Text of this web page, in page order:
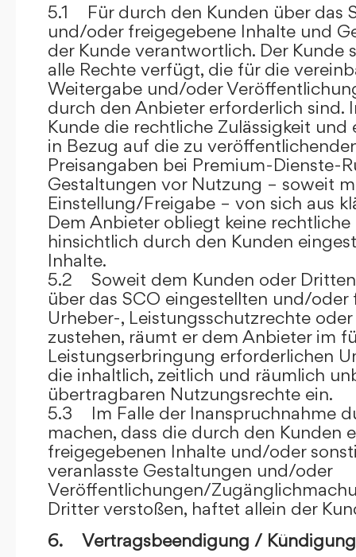
5.1 Für durch den Kunden über das
und/oder freigegebene Inhalte und
der Kunde verantwortlich. Der Kunde
alle Rechte verfügt, die für die
Weitergabe und/oder
durch den Anbieter erforderlich sind.
Kunde die rechtliche Zulässigkeit
in Bezug auf die zu
Preisangaben bei Premium-Dienste-
Gestaltungen vor Nutzung – soweit
Einstellung/Freigabe – von sich aus
Dem Anbieter obliegt keine
hinsichtlich durch den Kunden
Inhalte.
5.2 Soweit dem Kunden oder
über das SCO eingestellten und/
Urheber-, Leistungsschutzrechte
zustehen, räumt er dem Anbieter im
Leistungserbringung erforderlichen
die inhaltlich, zeitlich und räumlich
übertragbaren Nutzungsrechte ein.
5.3 Im Falle der Inanspruchnahme
machen, dass die durch den Kunden
freigegebenen Inhalte und/oder
veranlasste Gestaltungen und/oder
Veröffentlichungen/
Dritter verstoßen, haftet allein der
6. Vertragsbeendigung / Kündigung